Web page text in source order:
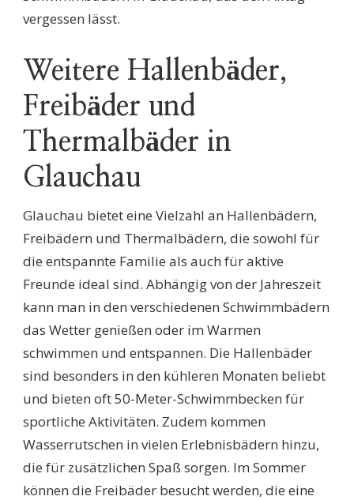
vergessen lässt.
Weitere Hallenbäder,
Freibäder und
Thermalbäder in
Glauchau
Glauchau bietet eine Vielzahl an Hallenbädern,
Freibädern und Thermalbädern, die sowohl für
die entspannte Familie als auch für aktive
Freunde ideal sind. Abhängig von der Jahreszeit
kann man in den verschiedenen Schwimmbädern
das Wetter genießen oder im Warmen
schwimmen und entspannen. Die Hallenbäder
sind besonders in den kühleren Monaten beliebt
und bieten oft 50-Meter-Schwimmbecken für
sportliche Aktivitäten. Zudem kommen
Wasserrutschen in vielen Erlebnisbädern hinzu,
die für zusätzlichen Spaß sorgen. Im Sommer
können die Freibäder besucht werden, die eine